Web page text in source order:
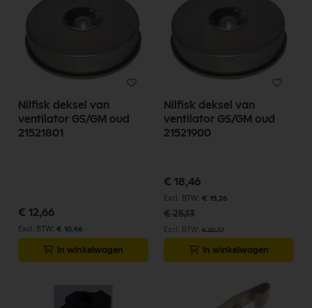
Nilfisk deksel van
ventilator GS/GM oud
21521801
€ 12,66
€ 10,46
In winkelwagen
Nilfisk deksel van
ventilator GS/GM oud
21521900
Speciale
prijs
€ 18,46
€ 15,26
€ 25,13
€ 20,77
In winkelwagen